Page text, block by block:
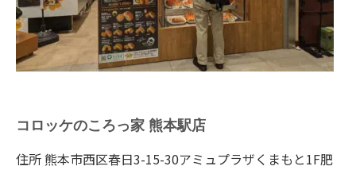
コロッケのころっ家 熊本駅店
住所 熊本市西区春日3-15-30アミュプラザくまもと1F肥